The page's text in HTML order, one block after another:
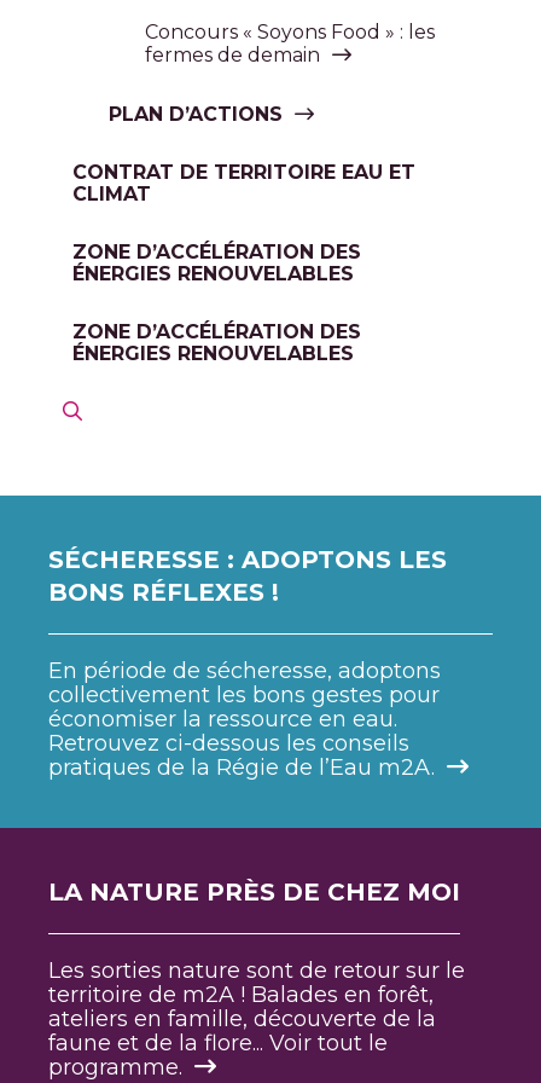
Concours « Soyons Food » : les
fermes de demain
PLAN D’ACTIONS
CONTRAT DE TERRITOIRE EAU ET
CLIMAT
ZONE D’ACCÉLÉRATION DES
ÉNERGIES RENOUVELABLES
ZONE D’ACCÉLÉRATION DES
ÉNERGIES RENOUVELABLES
SÉCHERESSE : ADOPTONS LES
BONS RÉFLEXES !
En période de sécheresse, adoptons
collectivement les bons gestes pour
économiser la ressource en eau.
Retrouvez ci-dessous les conseils
pratiques de la Régie de l’Eau m2A.
LA NATURE PRÈS DE CHEZ MOI
Les sorties nature sont de retour sur le
territoire de m2A ! Balades en forêt,
ateliers en famille, découverte de la
faune et de la flore... Voir tout le
programme.